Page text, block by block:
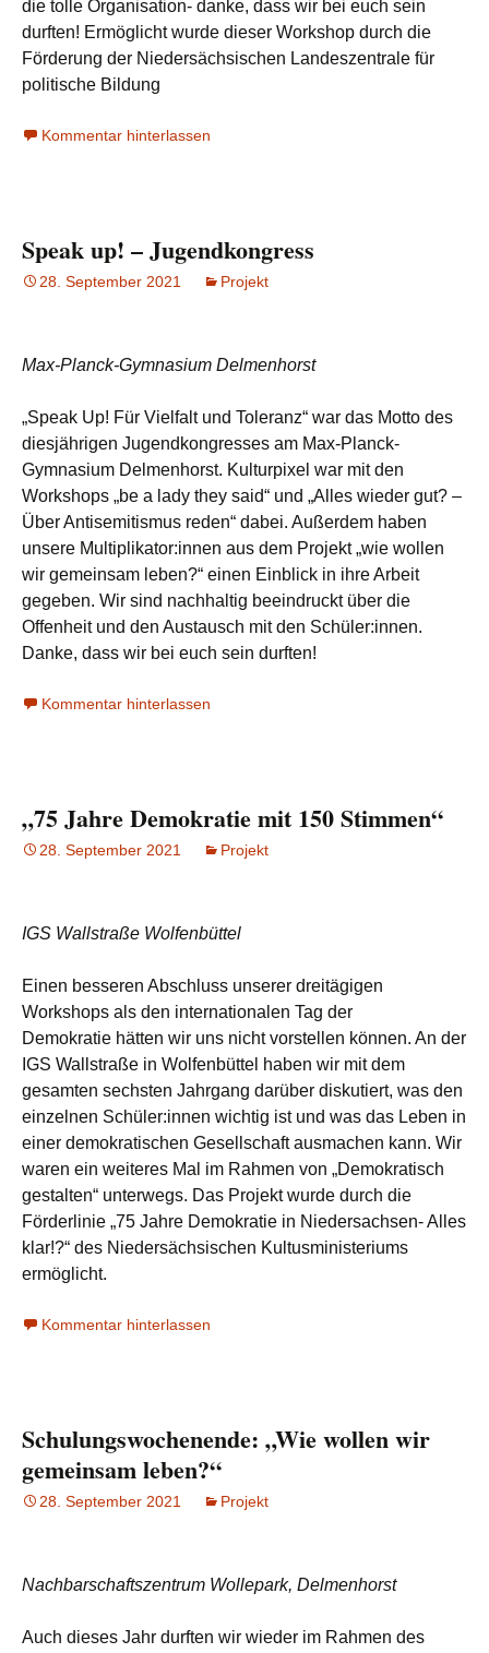
die tolle Organisation- danke, dass wir bei euch sein
durften! Ermöglicht wurde dieser Workshop durch die
Förderung der Niedersächsischen Landeszentrale für
politische Bildung
Kommentar hinterlassen
Speak up! – Jugendkongress
28. September 2021 Projekt
Max-Planck-Gymnasium Delmenhorst
„Speak Up! Für Vielfalt und Toleranz“ war das Motto des
diesjährigen Jugendkongresses am Max-Planck-
Gymnasium Delmenhorst. Kulturpixel war mit den
Workshops „be a lady they said“ und „Alles wieder gut? –
Über Antisemitismus reden“ dabei. Außerdem haben
unsere Multiplikator:innen aus dem Projekt „wie wollen
wir gemeinsam leben?“ einen Einblick in ihre Arbeit
gegeben. Wir sind nachhaltig beeindruckt über die
Offenheit und den Austausch mit den Schüler:innen.
Danke, dass wir bei euch sein durften!
Kommentar hinterlassen
„75 Jahre Demokratie mit 150 Stimmen“
28. September 2021 Projekt
IGS Wallstraße Wolfenbüttel
Einen besseren Abschluss unserer dreitägigen
Workshops als den internationalen Tag der
Demokratie hätten wir uns nicht vorstellen können. An der
IGS Wallstraße in Wolfenbüttel haben wir mit dem
gesamten sechsten Jahrgang darüber diskutiert, was den
einzelnen Schüler:innen wichtig ist und was das Leben in
einer demokratischen Gesellschaft ausmachen kann. Wir
waren ein weiteres Mal im Rahmen von „Demokratisch
gestalten“ unterwegs. Das Projekt wurde durch die
Förderlinie „75 Jahre Demokratie in Niedersachsen- Alles
klar!?“ des Niedersächsischen Kultusministeriums
ermöglicht.
Kommentar hinterlassen
Schulungswochenende: „Wie wollen wir
gemeinsam leben?“
28. September 2021 Projekt
Nachbarschaftszentrum Wollepark, Delmenhorst
Auch dieses Jahr durften wir wieder im Rahmen des